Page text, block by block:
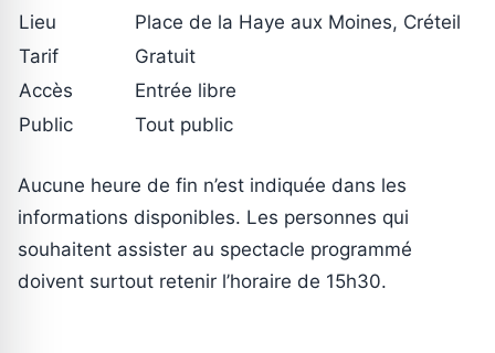
Lieu
Place de la Haye aux Moines, Créteil
Tarif
Gratuit
Accès
Entrée libre
Public
Tout public
Aucune heure de fin n’est indiquée dans les
informations disponibles. Les personnes qui
souhaitent assister au spectacle programmé
doivent surtout retenir l’horaire de 15h30.